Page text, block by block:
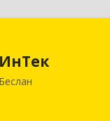
ИнТек
Беслан